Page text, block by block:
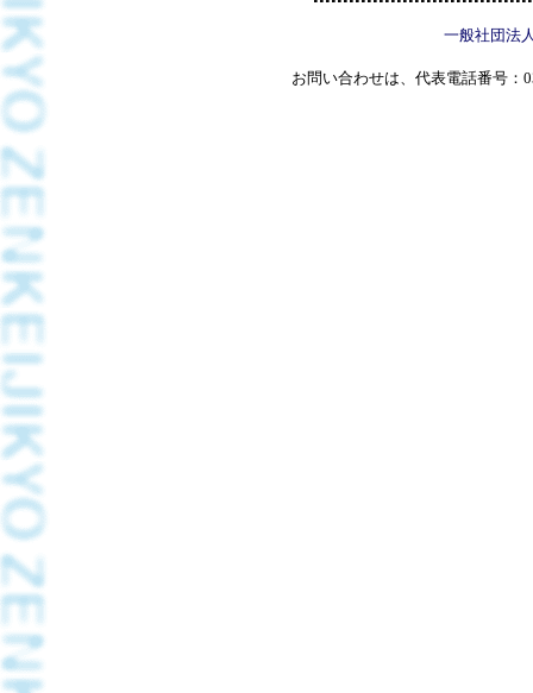
一般社団法
お問い合わせは、代表電話番号：